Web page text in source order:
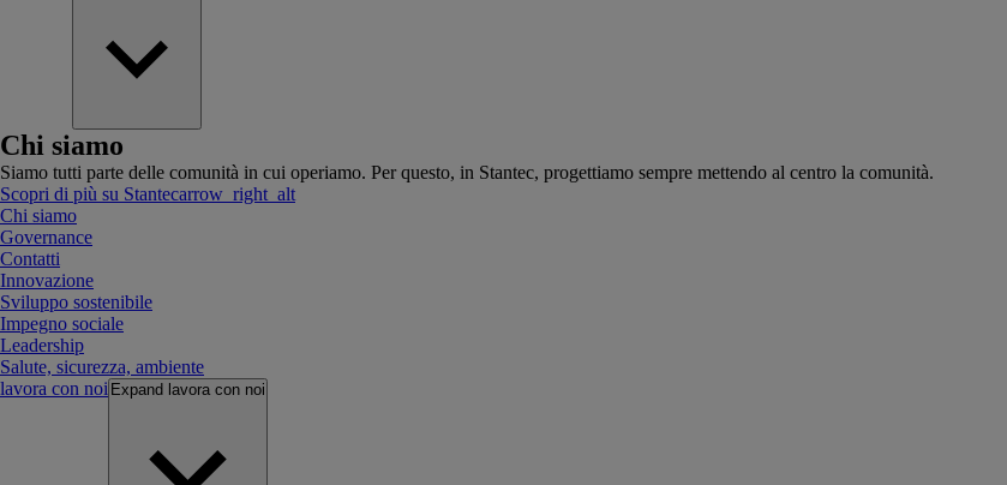
Chi siamo
Siamo tutti parte delle comunità in cui operiamo. Per questo, in Stantec, progettiamo sempre mettendo al centro la comunità.
Scopri di più su Stantecarrow_right_alt
Chi siamo
Governance
Contatti
Innovazione
Sviluppo sostenibile
Impegno sociale
Leadership
Salute, sicurezza, ambiente
lavora con noi Expand lavora con noi